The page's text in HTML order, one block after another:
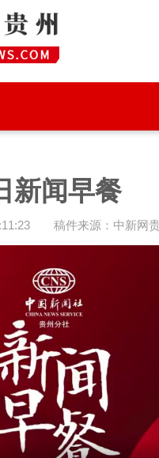
新闻早餐
稿件来源：中新网